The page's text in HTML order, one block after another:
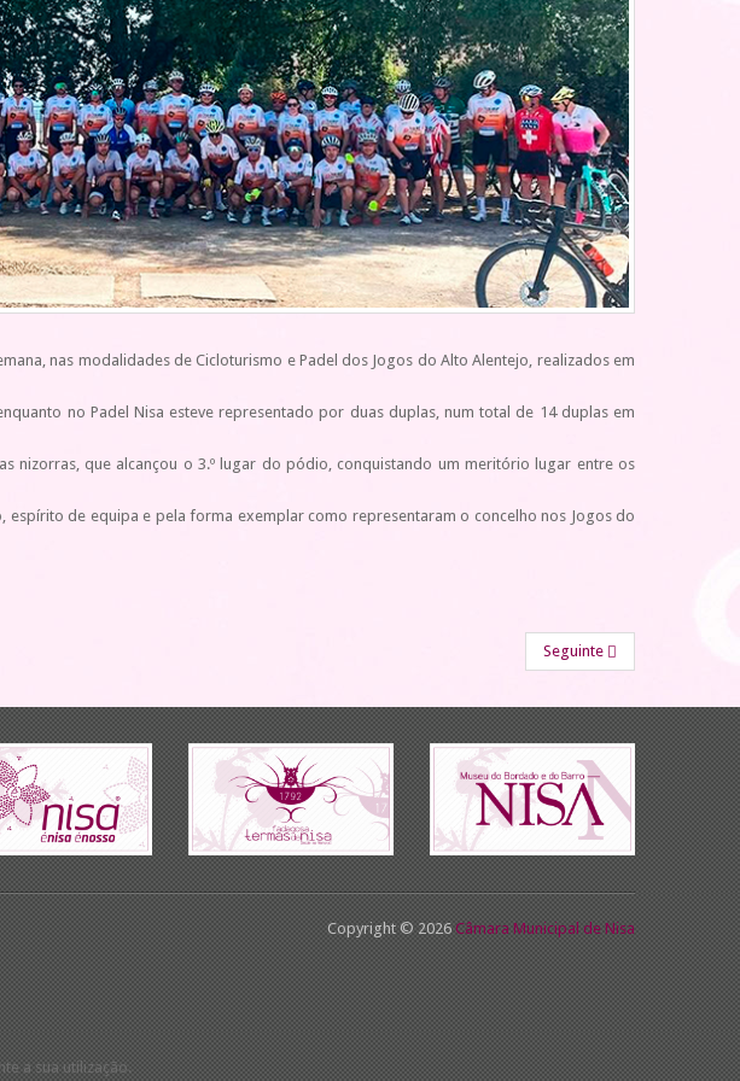
nas modalidades de Cicloturismo e Padel dos Jogos do Alto Alentejo, realizados em
no Padel Nisa esteve representado por duas duplas, num total de 14 duplas em
nizorras, que alcançou o 3.º lugar do pódio, conquistando um meritório lugar entre os
espírito de equipa e pela forma exemplar como representaram o concelho nos Jogos do
Seguinte
Copyright © 2026 Câmara Municipal de Nisa
a sua utilização.